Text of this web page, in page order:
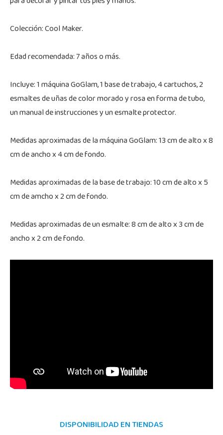
Colección: Cool Maker.
Edad recomendada: 7 años o más.
Incluye: 1 máquina GoGlam, 1 base de trabajo, 4 cartuchos, 2
esmaltes de uñas de color morado y rosa en forma de tubo,
un manual de instrucciones y un esmalte protector.
Medidas aproximadas de la máquina GoGlam: 13 cm de alto x 8
cm de ancho x 4 cm de fondo.
Medidas aproximadas de la base de trabajo: 10 cm de alto x 5
cm de amcho x 2 cm de fondo.
Medidas aproximadas de un esmalte: 8 cm de alto x 3 cm de
ancho x 2 cm de fondo.
DISPONIBILIDAD EN TIENDAS